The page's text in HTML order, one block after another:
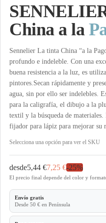
China a la
Sennelier La tinta China “a la
profundo e indeleble. Con una
buena resistencia a la luz, es
pintores.Secan rápidamente y
agua, sin por ello ser indelebles.
para la caligrafía, el dibujo a la
textil y la búsqueda de materiales.
fijador para lápiz para mejorar su
Selecciona una opción para ver el SKU
desde5,44 €7,25 €-25%
El precio final depende del color y
Envío gratis
Desde 50 € en Península